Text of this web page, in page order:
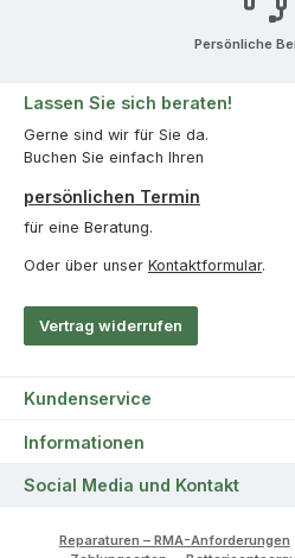
Persönliche
Lassen Sie sich beraten!
Gerne sind wir für Sie da.
Buchen Sie einfach Ihren
persönlichen Termin
für eine Beratung.
Oder über unser Kontaktformular.
Vertrag widerrufen
Kundenservice
Informationen
Social Media und Kontakt
Reparaturen – RMA-Anforderungen